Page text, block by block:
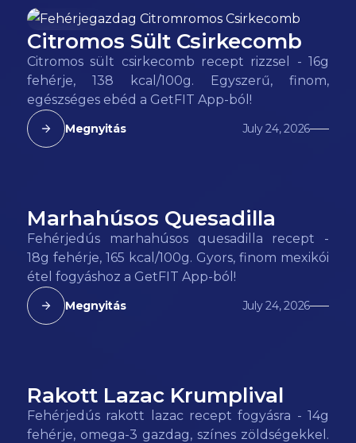
138kcal
Citromos Sült Csirkecomb
Citromos sült csirkecomb recept rizzsel - 16g
fehérje, 138 kcal/100g. Egyszerű, finom,
egészséges ebéd a GetFIT App-ból!
Megnyitás July 24, 2026
165kcal
Marhahúsos Quesadilla
Fehérjedús marhahúsos quesadilla recept -
18g fehérje, 165 kcal/100g. Gyors, finom mexikói
étel fogyáshoz a GetFIT App-ból!
Megnyitás July 24, 2026
112kcal
Rakott Lazac Krumplival
Fehérjedús rakott lazac recept fogyásra - 14g
fehérje, omega-3 gazdag, színes zöldségekkel.